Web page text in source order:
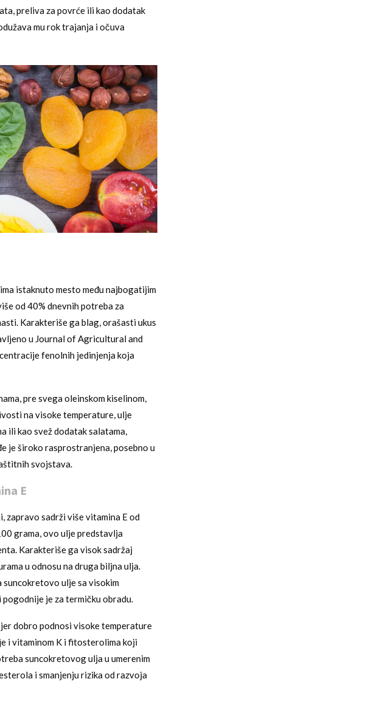
preliva za povrće ili kao dodatak
mu rok trajanja i očuva
istaknuto mesto među najbogatijim
od 40% dnevnih potreba za
Karakteriše ga blag, orašasti ukus
u Journal of Agricultural and
fenolnih jedinjenja koja
pre svega oleinskom kiselinom,
na visoke temperature, ulje
ili kao svež dodatak salatama,
je široko rasprostranjena, posebno u
svojstava.
E
zapravo sadrži više vitamina E od
grama, ovo ulje predstavlja
Karakteriše ga visok sadržaj
u odnosu na druga biljna ulja.
suncokretovo ulje sa visokim
je za termičku obradu.
dobro podnosi visoke temperature
i vitaminom K i fitosterolima koji
suncokretovog ulja u umerenim
i smanjenju rizika od razvoja